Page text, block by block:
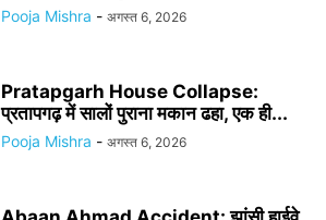
Pooja Mishra - अगस्त 6, 2026
Pratapgarh House Collapse:
प्रतापगढ़ में सालों पुराना मकान ढहा, एक ही...
Pooja Mishra - अगस्त 6, 2026